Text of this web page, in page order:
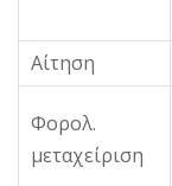
Αίτηση
Φορολ.
μεταχείριση